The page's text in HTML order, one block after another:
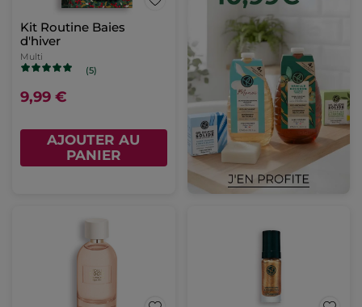
Kit Routine Baies
d'hiver
Multi
(5)
9,99 €
AJOUTER AU
PANIER